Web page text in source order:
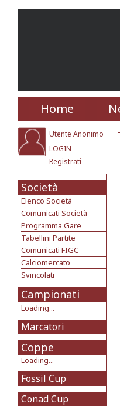
Home
Utente Anonimo
LOGIN
Registrati
Società
Elenco Società
Comunicati Società
Programma Gare
Tabellini Partite
Comunicati FIGC
Calciomercato
Svincolati
Campionati
Loading...
Marcatori
Coppe
Loading...
Fossil Cup
Conad Cup